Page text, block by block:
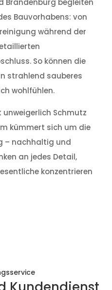
Bauvorhabens: von
während der
So können die
strahlend sauberes
wohlfühlen.
unweigerlich Schmutz
kümmert sich um die
– nachhaltig und
an jedes Detail,
konzentrieren